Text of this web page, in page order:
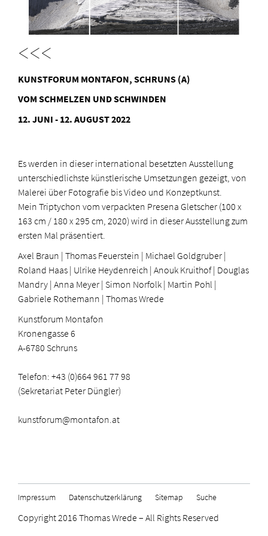
<<<
KUNSTFORUM MONTAFON, SCHRUNS (A)
VOM SCHMELZEN UND SCHWINDEN
12. JUNI - 12. AUGUST 2022
Es werden in dieser international besetzten Ausstellung
unterschiedlichste künstlerische Umsetzungen gezeigt, von
Malerei über Fotografie bis Video und Konzeptkunst.
Mein Triptychon vom verpackten Presena Gletscher (100 x
163 cm / 180 x 295 cm, 2020) wird in dieser Ausstellung zum
ersten Mal präsentiert.
Axel Braun | Thomas Feuerstein | Michael Goldgruber |
Roland Haas | Ulrike Heydenreich | Anouk Kruithof | Douglas
Mandry | Anna Meyer | Simon Norfolk | Martin Pohl |
Gabriele Rothemann | Thomas Wrede
Kunstforum Montafon
Kronengasse 6
A-6780 Schruns
Telefon: +43 (0)664 961 77 98
(Sekretariat Peter Düngler)
kunstforum@montafon.at
Impressum Datenschutzerklärung Sitemap Suche
Copyright 2016 Thomas Wrede – All Rights Reserved